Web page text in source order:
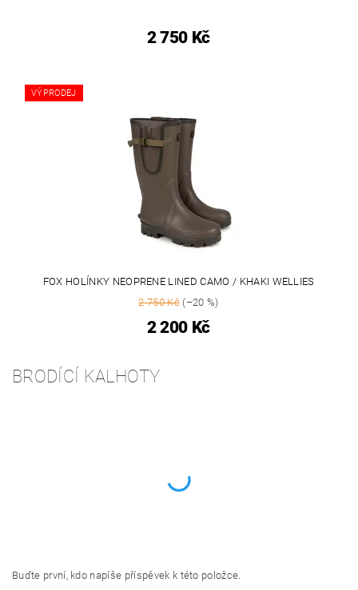
2 750 Kč
VÝPRODEJ
FOX HOLÍNKY NEOPRENE LINED CAMO / KHAKI WELLIES
2 750 Kč (–20 %)
2 200 Kč
BRODÍCÍ KALHOTY
Buďte první, kdo napíše příspěvek k této položce.